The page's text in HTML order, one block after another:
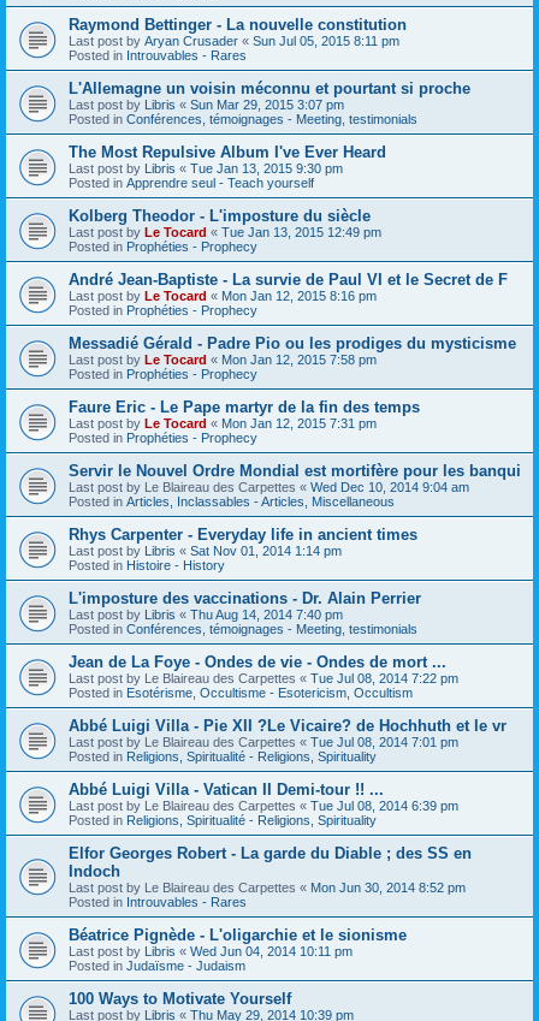
Raymond Bettinger - La nouvelle constitution
Last post by Aryan Crusader « Sun Jul 05, 2015 8:11 pm
Posted in Introuvables - Rares
L'Allemagne un voisin méconnu et pourtant si proche
Last post by Libris « Sun Mar 29, 2015 3:07 pm
Posted in Conférences, témoignages - Meeting, testimonials
The Most Repulsive Album I've Ever Heard
Last post by Libris « Tue Jan 13, 2015 9:30 pm
Posted in Apprendre seul - Teach yourself
Kolberg Theodor - L'imposture du siècle
Last post by Le Tocard « Tue Jan 13, 2015 12:49 pm
Posted in Prophéties - Prophecy
André Jean-Baptiste - La survie de Paul VI et le Secret de F
Last post by Le Tocard « Mon Jan 12, 2015 8:16 pm
Posted in Prophéties - Prophecy
Messadié Gérald - Padre Pio ou les prodiges du mysticisme
Last post by Le Tocard « Mon Jan 12, 2015 7:58 pm
Posted in Prophéties - Prophecy
Faure Eric - Le Pape martyr de la fin des temps
Last post by Le Tocard « Mon Jan 12, 2015 7:31 pm
Posted in Prophéties - Prophecy
Servir le Nouvel Ordre Mondial est mortifère pour les banqui
Last post by Le Blaireau des Carpettes « Wed Dec 10, 2014 9:04 am
Posted in Articles, Inclassables - Articles, Miscellaneous
Rhys Carpenter - Everyday life in ancient times
Last post by Libris « Sat Nov 01, 2014 1:14 pm
Posted in Histoire - History
L'imposture des vaccinations - Dr. Alain Perrier
Last post by Libris « Thu Aug 14, 2014 7:40 pm
Posted in Conférences, témoignages - Meeting, testimonials
Jean de La Foye - Ondes de vie - Ondes de mort ...
Last post by Le Blaireau des Carpettes « Tue Jul 08, 2014 7:22 pm
Posted in Esotérisme, Occultisme - Esotericism, Occultism
Abbé Luigi Villa - Pie XII ?Le Vicaire? de Hochhuth et le vr
Last post by Le Blaireau des Carpettes « Tue Jul 08, 2014 7:01 pm
Posted in Religions, Spiritualité - Religions, Spirituality
Abbé Luigi Villa - Vatican II Demi-tour !! ...
Last post by Le Blaireau des Carpettes « Tue Jul 08, 2014 6:39 pm
Posted in Religions, Spiritualité - Religions, Spirituality
Elfor Georges Robert - La garde du Diable ; des SS en
Indoch
Last post by Le Blaireau des Carpettes « Mon Jun 30, 2014 8:52 pm
Posted in Introuvables - Rares
Béatrice Pignède - L'oligarchie et le sionisme
Last post by Libris « Wed Jun 04, 2014 10:11 pm
Posted in Judaïsme - Judaism
100 Ways to Motivate Yourself
Last post by Libris « Thu May 29, 2014 10:39 pm